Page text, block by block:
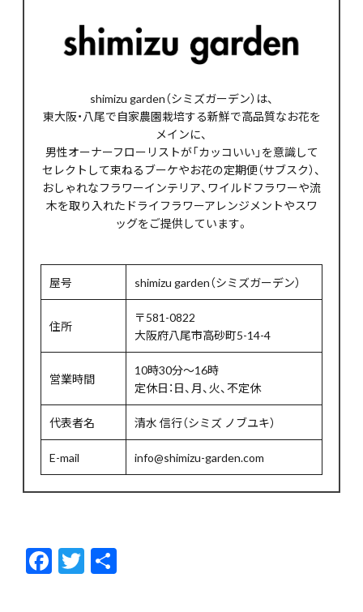
shimizu garden（シミズガーデン）は、
東大阪・八尾で自家農園栽培する新鮮で高品質なお花を
メインに、
男性オーナーフローリストが「カッコいい」を意識して
セレクトして束ねるブーケやお花の定期便（サブスク）、
おしゃれなフラワーインテリア、ワイルドフラワーや流
木を取り入れたドライフラワーアレンジメントやスワ
ッグをご提供しています。
屋号 shimizu garden（シミズガーデン）
住所
〒581-0822
大阪府八尾市高砂町5-14-4
営業時間
10時30分～16時
定休日：日、月、火、不定休
代表者名 清水 信行（シミズ ノブユキ）
E-mail info@shimizu-garden.com
F
ac
T
w